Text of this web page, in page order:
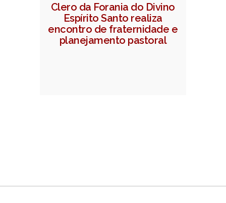
Clero da Forania do Divino
Espírito Santo realiza
encontro de fraternidade e
planejamento pastoral